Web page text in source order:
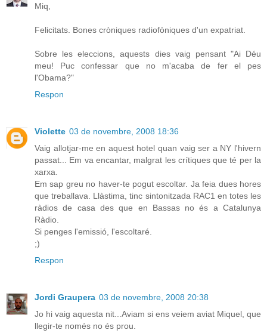
Miq,
Felicitats. Bones cròniques radiofòniques d'un expatriat.
Sobre les eleccions, aquests dies vaig pensant "Ai Déu
meu! Puc confessar que no m'acaba de fer el pes
l'Obama?"
Respon
Violette 03 de novembre, 2008 18:36
Vaig allotjar-me en aquest hotel quan vaig ser a NY l'hivern
passat... Em va encantar, malgrat les crítiques que té per la
xarxa.
Em sap greu no haver-te pogut escoltar. Ja feia dues hores
que treballava. Llàstima, tinc sintonitzada RAC1 en totes les
ràdios de casa des que en Bassas no és a Catalunya
Ràdio.
Si penges l'emissió, l'escoltaré.
;)
Respon
Jordi Graupera 03 de novembre, 2008 20:38
Jo hi vaig aquesta nit...Aviam si ens veiem aviat Miquel, que
llegir-te només no és prou.